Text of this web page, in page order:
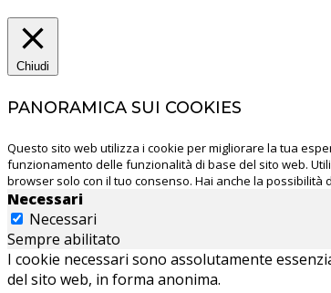
Chiudi
PANORAMICA SUI COOKIES
Questo sito web utilizza i cookie per migliorare la tua
funzionamento delle funzionalità di base del sito web.
browser solo con il tuo consenso. Hai anche la
Necessari
Necessari
Sempre abilitato
I cookie necessari sono assolutamente
del sito web, in forma anonima.